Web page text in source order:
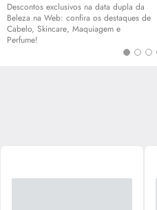
Descontos exclusivos na data dupla da
Beleza na Web: confira os destaques de
Cabelo, Skincare, Maquiagem e
Perfume!